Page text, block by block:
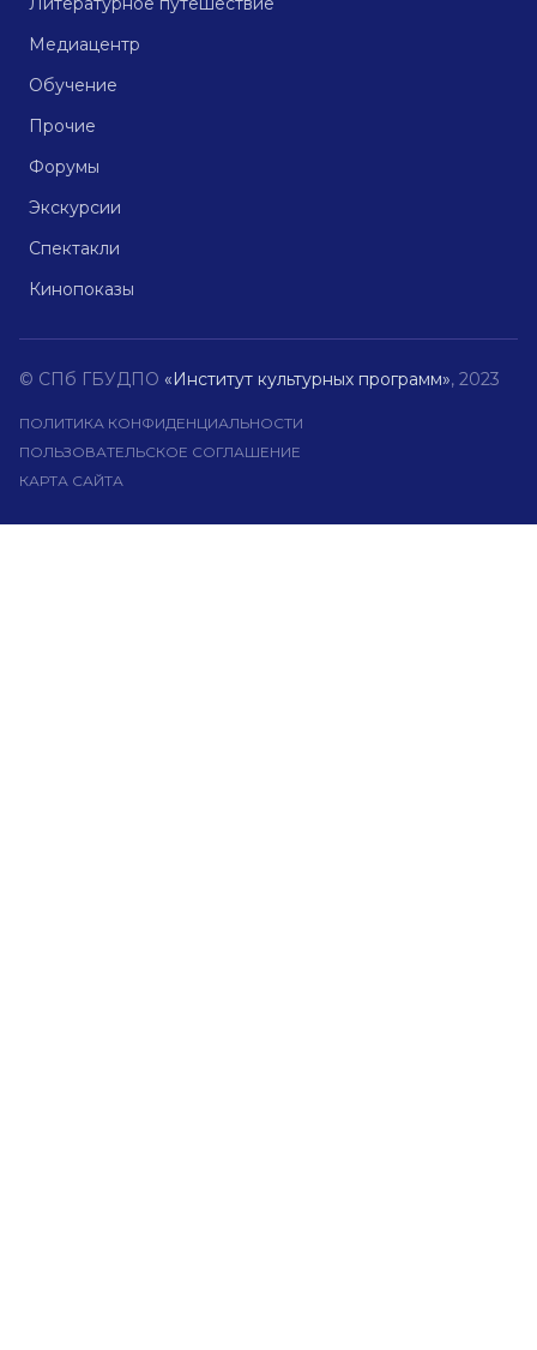
Медиацентр
Обучение
Прочие
Форумы
Экскурсии
Спектакли
Кинопоказы
© СПб ГБУДПО «Институт культурных программ», 2023
ПОЛИТИКА КОНФИДЕНЦИАЛЬНОСТИ
ПОЛЬЗОВАТЕЛЬСКОЕ СОГЛАШЕНИЕ
КАРТА САЙТА